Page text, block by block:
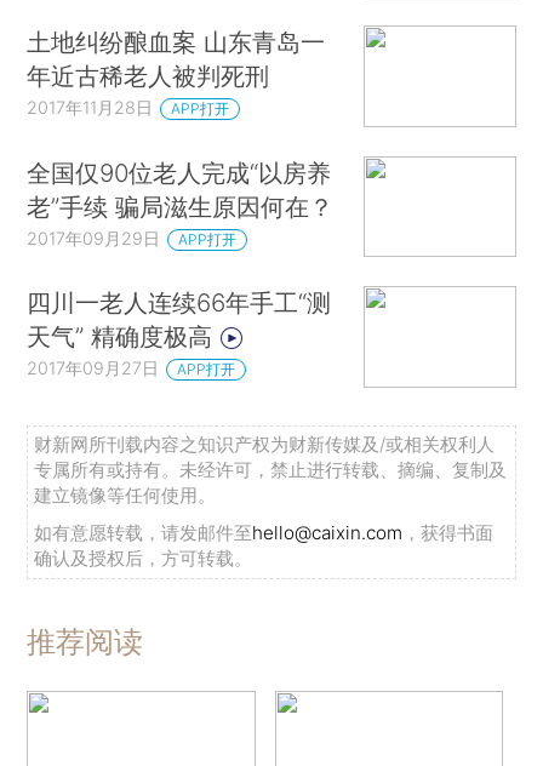
土地纠纷酿血案 山东青岛一
年近古稀老人被判死刑
2017年11月28日 APP打开
全国仅90位老人完成“以房养
老”手续 骗局滋生原因何在？
2017年09月29日 APP打开
四川一老人连续66年手工“测
天气” 精确度极高
2017年09月27日 APP打开
财新网所刊载内容之知识产权为财新传媒及/或相关权利人
专属所有或持有。未经许可，禁止进行转载、摘编、复制及
建立镜像等任何使用。
如有意愿转载，请发邮件至hello@caixin.com ，获得书面
确认及授权后，方可转载。
推荐阅读